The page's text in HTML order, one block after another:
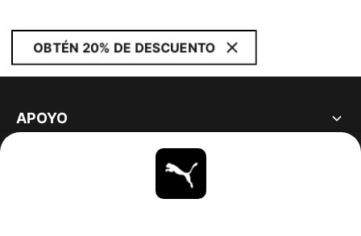
OBTÉN 20% DE DESCUENTO
APOYO